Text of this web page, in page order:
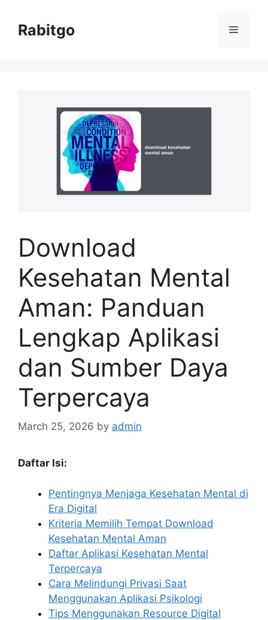
contentRabitgo Menu
Download
Kesehatan Mental
Aman: Panduan
Lengkap Aplikasi
dan Sumber Daya
Terpercaya
March 25, 2026 by admin
Daftar Isi:
Pentingnya Menjaga Kesehatan Mental di
Era Digital
Kriteria Memilih Tempat Download
Kesehatan Mental Aman
Daftar Aplikasi Kesehatan Mental
Terpercaya
Cara Melindungi Privasi Saat
Menggunakan Aplikasi Psikologi
Tips Menggunakan Resource Digital